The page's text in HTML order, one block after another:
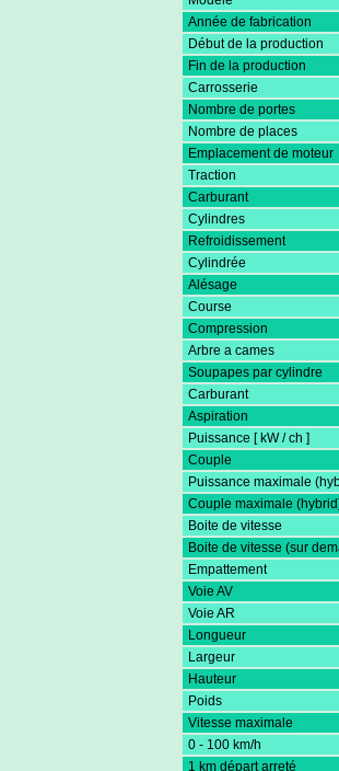
Année de fabrication
Début de la production
Fin de la production
Carrosserie
Nombre de portes
Nombre de places
Emplacement de moteur
Traction
Carburant
Cylindres
Refroidissement
Cylindrée
Alésage
Course
Compression
Arbre a cames
Soupapes par cylindre
Carburant
Aspiration
Puissance [ kW / ch ]
Couple
Puissance maximale
Couple maximale
Boite de vitesse
Boite de vitesse (sur
Empattement
Voie AV
Voie AR
Longueur
Largeur
Hauteur
Poids
Vitesse maximale
0 - 100 km/h
1 km départ arreté